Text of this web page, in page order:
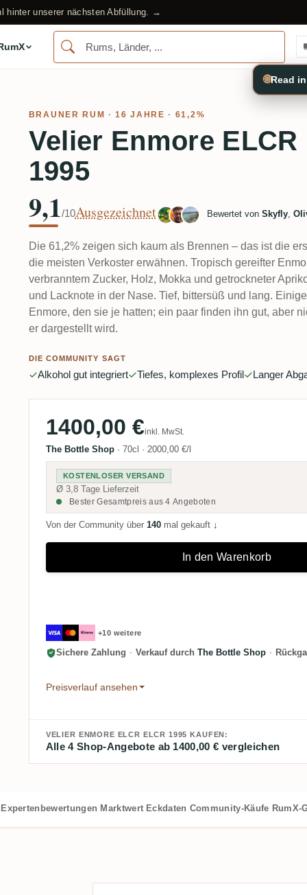
hinter unserer nächsten Abfüllung. →
BRAUNER RUM · 16 JAHRE · 61,2%
Velier Enmore ELCR
1995
9,1/10Ausgezeichnet Bewertet von Skyfly,
Die 61,2% zeigen sich kaum als Brennen – das ist die
die meisten Verkoster erwähnen. Tropisch gereifter
verbranntem Zucker, Holz, Mokka und getrockneter
und Lacknote in der Nase. Tief, bittersüß und lang.
Enmore, den sie je hatten; ein paar finden ihn gut, aber
er dargestellt wird.
DIE COMMUNITY SAGT
Alkohol gut integriert Tiefes, komplexes Profil Langer
1400,00 €inkl. MwSt.
The Bottle Shop · 70cl · 2000,00 €/l
KOSTENLOSER VERSAND
Ø 3,8 Tage Lieferzeit
Bester Gesamtpreis aus 4 Angeboten
Von der Community über 140mal gekauft ↓
In den Warenkorb
+10 weitere
Sichere Zahlung · Verkauf durch The Bottle Shop ·
Preisverlauf ansehen
VELIER ENMORE ELCR ELCR 1995 KAUFEN:
Alle 4 Shop-Angebote ab 1400,00 € vergleichen
Expertenbewertungen Marktwert Eckdaten Community-Käufe RumX-
🌐Read